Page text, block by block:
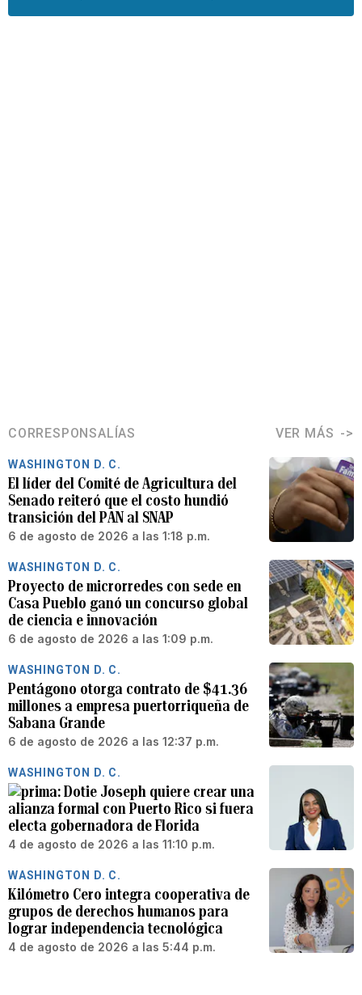
CORRESPONSALÍAS VER MÁS
WASHINGTON D. C.
El líder del Comité de Agricultura del
Senado reiteró que el costo hundió
transición del PAN al SNAP
6 de agosto de 2026 a las 1:18 p.m.
WASHINGTON D. C.
Proyecto de microrredes con sede en
Casa Pueblo ganó un concurso global
de ciencia e innovación
6 de agosto de 2026 a las 1:09 p.m.
WASHINGTON D. C.
Pentágono otorga contrato de $41.36
millones a empresa puertorriqueña de
Sabana Grande
6 de agosto de 2026 a las 12:37 p.m.
WASHINGTON D. C.
Dotie Joseph quiere crear una
alianza formal con Puerto Rico si fuera
electa gobernadora de Florida
4 de agosto de 2026 a las 11:10 p.m.
WASHINGTON D. C.
Kilómetro Cero integra cooperativa de
grupos de derechos humanos para
lograr independencia tecnológica
4 de agosto de 2026 a las 5:44 p.m.